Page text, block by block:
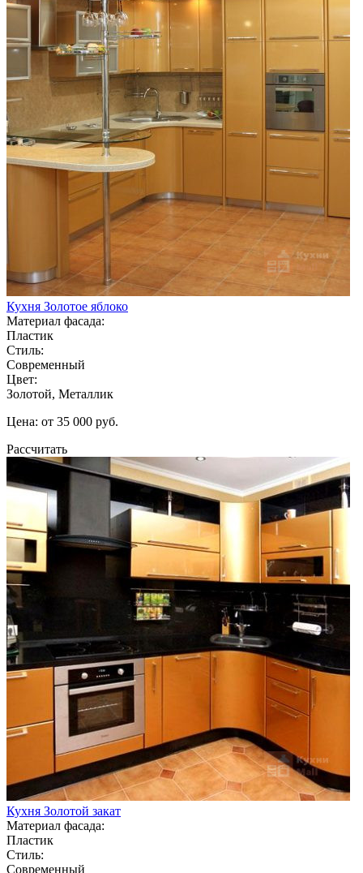
Кухня Золотое яблоко
Материал фасада:
Пластик
Стиль:
Современный
Цвет:
Золотой, Металлик
Цена: от 35 000 руб.
Рассчитать
Кухня Золотой закат
Материал фасада:
Пластик
Стиль:
Современный